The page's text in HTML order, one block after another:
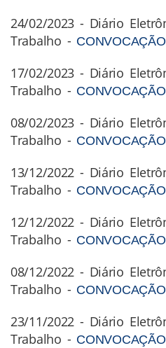
24/02/2023 - Diário
Trabalho - CONVOCAÇÃO
17/02/2023 - Diário
Trabalho - CONVOCAÇÃO
08/02/2023 - Diário
Trabalho - CONVOCAÇÃO
13/12/2022 - Diário
Trabalho - CONVOCAÇÃO
12/12/2022 - Diário
Trabalho - CONVOCAÇÃO
08/12/2022 - Diário
Trabalho - CONVOCAÇÃO
23/11/2022 - Diário
Trabalho - CONVOCAÇÃO